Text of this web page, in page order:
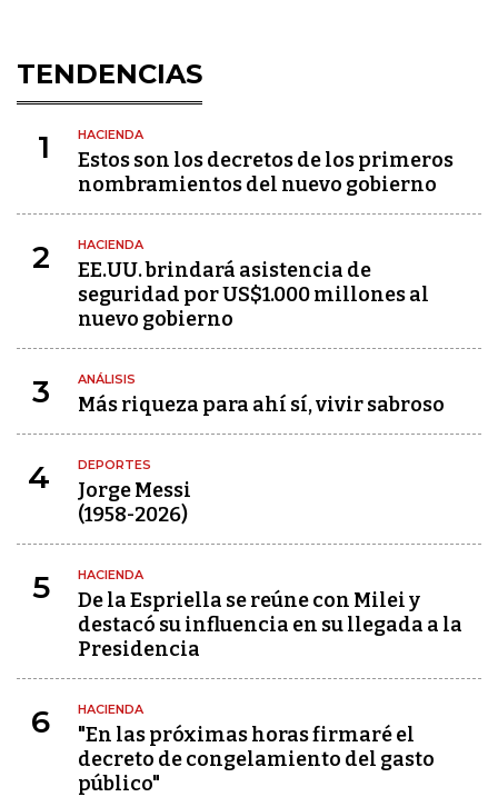
TENDENCIAS
1 HACIENDA
Estos son los decretos de los primeros
nombramientos del nuevo gobierno
2 HACIENDA
EE.UU. brindará asistencia de
seguridad por US$1.000 millones al
nuevo gobierno
3 ANÁLISIS
Más riqueza para ahí sí, vivir sabroso
4 DEPORTES
Jorge Messi
(1958-2026)
5 HACIENDA
De la Espriella se reúne con Milei y
destacó su influencia en su llegada a la
Presidencia
6 HACIENDA
"En las próximas horas firmaré el
decreto de congelamiento del gasto
público"